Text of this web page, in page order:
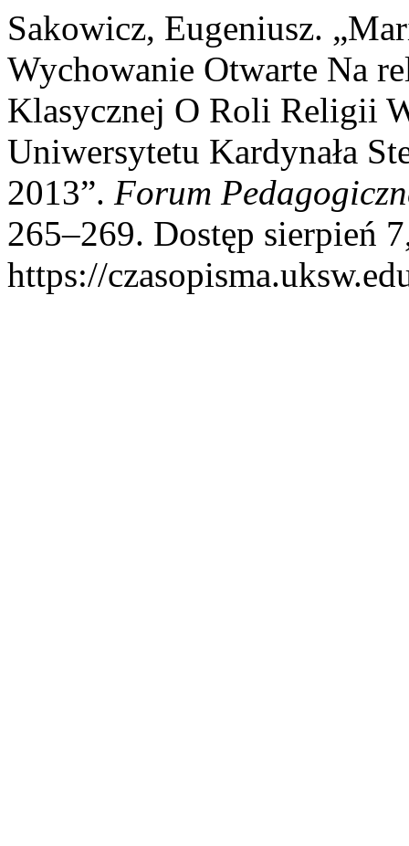
Sakowicz, Eugeniusz.
Wychowanie Otwarte Na
Klasycznej O Roli Religii
Uniwersytetu Kardynała
2013”. Forum
265–269. Dostęp sierpień
https://